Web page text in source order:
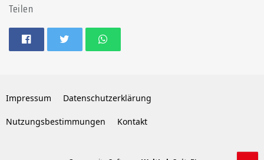
Teilen
Impressum Datenschutzerklärung
Nutzungsbestimmungen Kontakt